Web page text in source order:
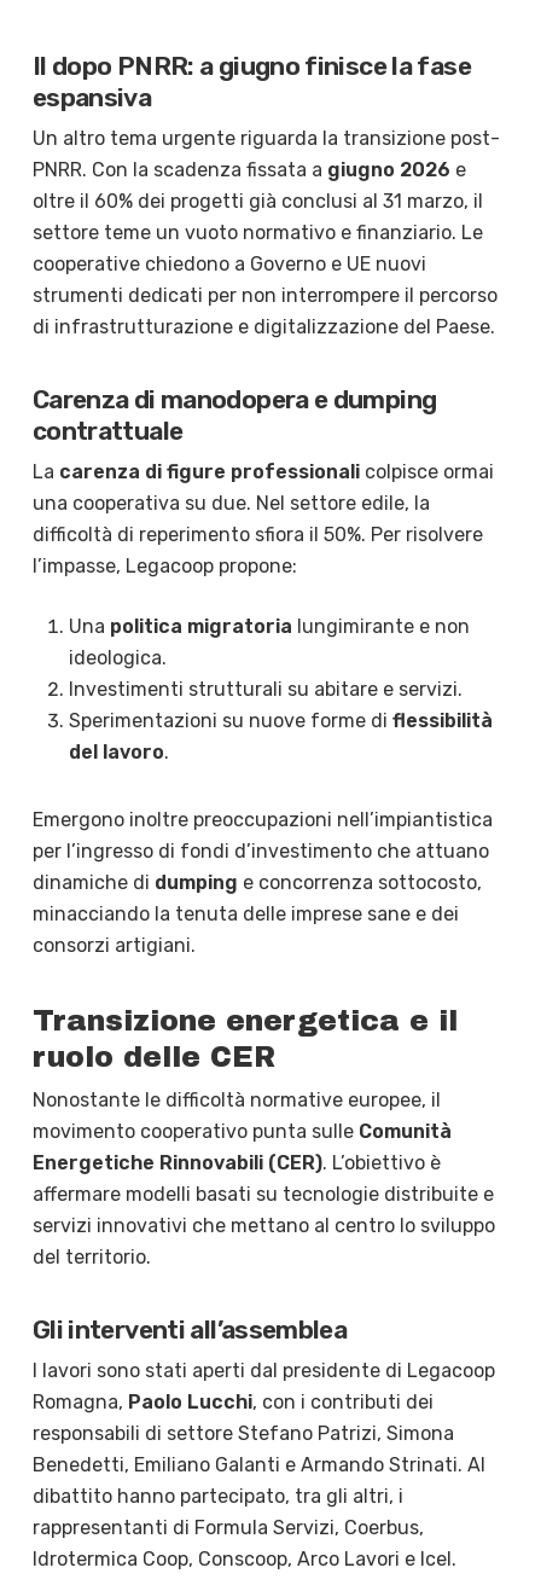
Il dopo PNRR: a giugno finisce la fase
espansiva
Un altro tema urgente riguarda la transizione post-
PNRR. Con la scadenza fissata a giugno 2026 e
oltre il 60% dei progetti già conclusi al 31 marzo, il
settore teme un vuoto normativo e finanziario. Le
cooperative chiedono a Governo e UE nuovi
strumenti dedicati per non interrompere il percorso
di infrastrutturazione e digitalizzazione del Paese.
Carenza di manodopera e dumping
contrattuale
La carenza di figure professionalicolpisce ormai
una cooperativa su due. Nel settore edile, la
difficoltà di reperimento sfiora il 50%. Per risolvere
l’impasse, Legacoop propone:
Una politica migratoria lungimirante e non
ideologica.
Investimenti strutturali su abitare e servizi.
Sperimentazioni su nuove forme di flessibilità
del lavoro.
Emergono inoltre preoccupazioni nell’impiantistica
per l’ingresso di fondi d’investimento che attuano
dinamiche di dumping e concorrenza sottocosto,
minacciando la tenuta delle imprese sane e dei
consorzi artigiani.
Transizione energetica e il
ruolo delle CER
Nonostante le difficoltà normative europee, il
movimento cooperativo punta sulle Comunità
Energetiche Rinnovabili (CER). L’obiettivo è
affermare modelli basati su tecnologie distribuite e
servizi innovativi che mettano al centro lo sviluppo
del territorio.
Gli interventi all’assemblea
I lavori sono stati aperti dal presidente di Legacoop
Romagna, Paolo Lucchi, con i contributi dei
responsabili di settore Stefano Patrizi, Simona
Benedetti, Emiliano Galanti e Armando Strinati. Al
dibattito hanno partecipato, tra gli altri, i
rappresentanti di Formula Servizi, Coerbus,
Idrotermica Coop, Conscoop, Arco Lavori e Icel.